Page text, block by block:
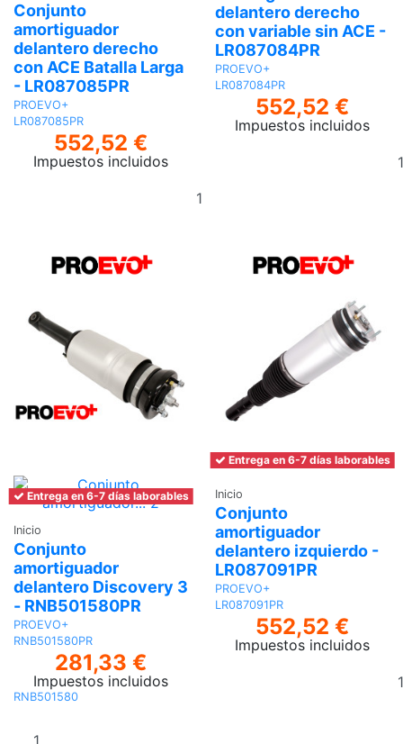
Conjunto
amortiguador
delantero derecho
con ACE Batalla Larga
- LR087085PR
PROEVO+
LR087085PR
552,52 €
Impuestos incluidos
delantero derecho
con variable sin ACE -
LR087084PR
PROEVO+
LR087084PR
552,52 €
Impuestos incluidos
Entrega en 6-7 días laborables
Inicio
Conjunto
amortiguador
delantero Discovery 3
- RNB501580PR
PROEVO+
RNB501580PR
281,33 €
Impuestos incluidos
RNB501580
Entrega en 6-7 días laborables
Inicio
Conjunto
amortiguador
delantero izquierdo -
LR087091PR
PROEVO+
LR087091PR
552,52 €
Impuestos incluidos